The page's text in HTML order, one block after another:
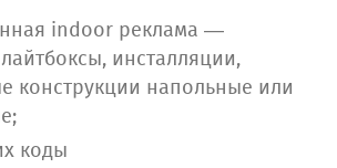
indoor реклама —
инсталляции,
конструкции напольные или
коды